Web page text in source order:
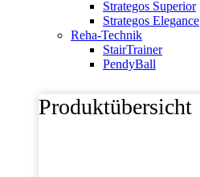
Strategos Superior
Strategos Elegance
Reha-Technik
StairTrainer
PendyBall
Produktübersicht